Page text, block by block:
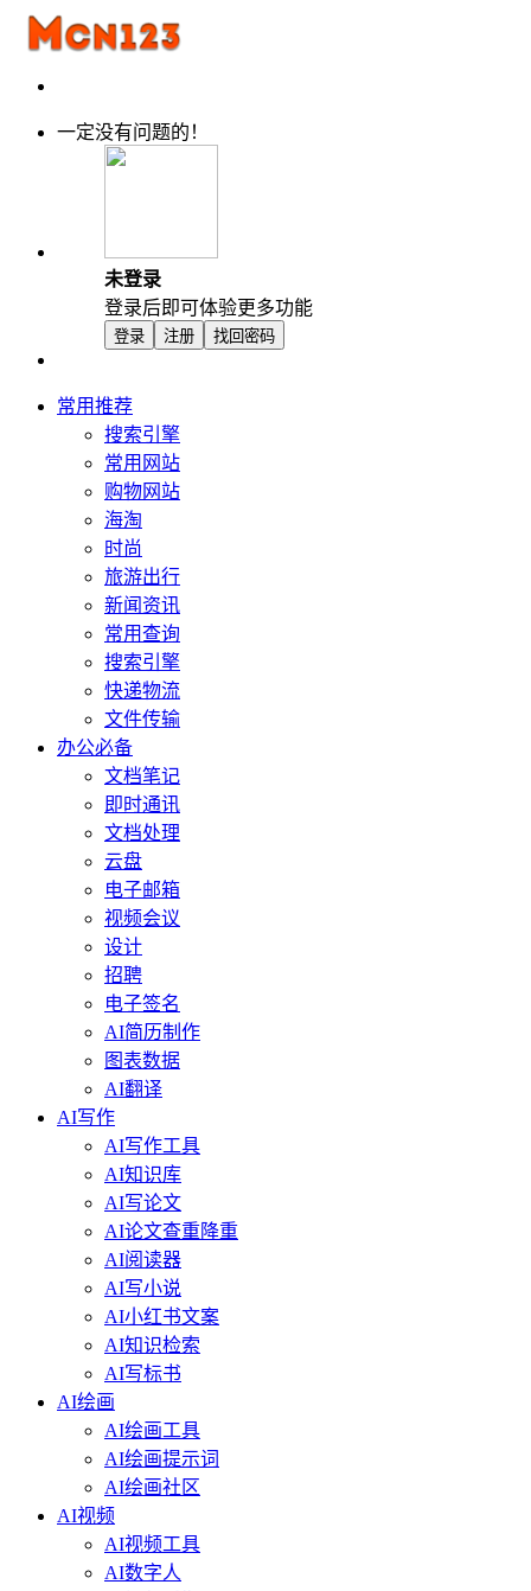
一定没有问题的！
未登录
登录后即可体验更多功能
登录 注册 找回密码
常用推荐
搜索引擎
常用网站
购物网站
海淘
时尚
旅游出行
新闻资讯
常用查询
搜索引擎
快递物流
文件传输
办公必备
文档笔记
即时通讯
文档处理
云盘
电子邮箱
视频会议
设计
招聘
电子签名
AI简历制作
图表数据
AI翻译
AI写作
AI写作工具
AI知识库
AI写论文
AI论文查重降重
AI阅读器
AI写小说
AI小红书文案
AI知识检索
AI写标书
AI绘画
AI绘画工具
AI绘画提示词
AI绘画社区
AI视频
AI视频工具
AI数字人